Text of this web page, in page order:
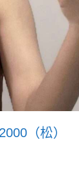
（松）